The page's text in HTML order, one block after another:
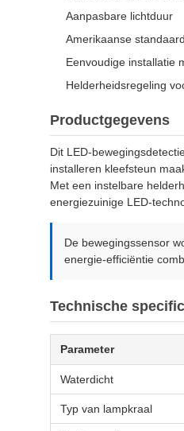
Aanpasbare lichtduur
Amerikaanse
Eenvoudige installatie
Helderheidsregeling
Productgegevens
Dit LED-
installeren kleefsteun
Met een instelbare
energiezuinige LED-
De bewegingssensor
energie-efficiëntie
Technische
Parameter
Waterdicht
Typ van lampkraal